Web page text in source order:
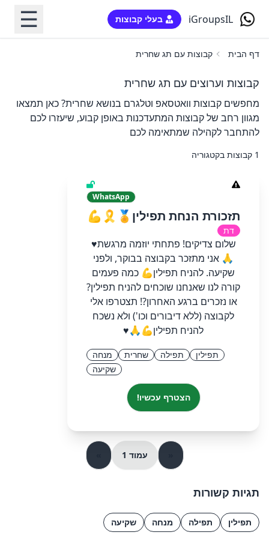
iGroupsIL בעלי קבוצות ☰
דף הבית קבוצות עם תג שחרית
קבוצות וערוצים עם תג שחרית
מחפשים קבוצות וואטסאפ וטלגרם בנושא שחרית? כאן תמצאו
מגוון רחב של קבוצות המתעדכנות באופן קבוע, שיעזרו לכם
להתחבר לקהילה שמתאימה לכם
1 קבוצות בקטגוריה
WhatsApp
תזכורת הנחת תפילין🏅🎗️💪
דת
שלום צדיקים! פתחתי יוזמה מרגשת♥️
🙏 אני מתזכר בקבוצה בבוקר, ולפני
שקיעה. להניח תפילין💪 כמה פעמים
קורה לנו שאנחנו שוכחים להניח תפילין?
או נזכרים ברגע האחרון?! תצטרפו אלי
לקבוצה (ללא דיבורים וכו') ולא נשכח
להניח תפילין💪🙏♥️
תפילין תפילה שחרית
מנחה
שקיעה
הצטרף עכשיו!
עמוד 1
תגיות קשורות
תפילין תפילה מנחה שקיעה